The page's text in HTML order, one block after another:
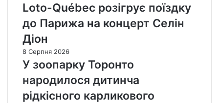
Loto-Québec розігрує поїздку
до Парижа на концерт Селін
Діон
8 Серпня 2026
У зоопарку Торонто
народилося дитинча
рідкісного карликового